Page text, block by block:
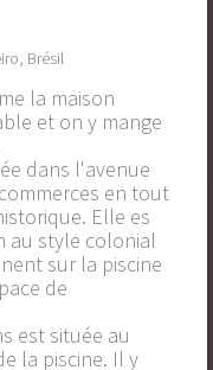
Brésil
la maison
et on y mange
dans l'avenue
en tout
Elle es
au style colonial
sur la piscine
de
est située au
la piscine. Il y